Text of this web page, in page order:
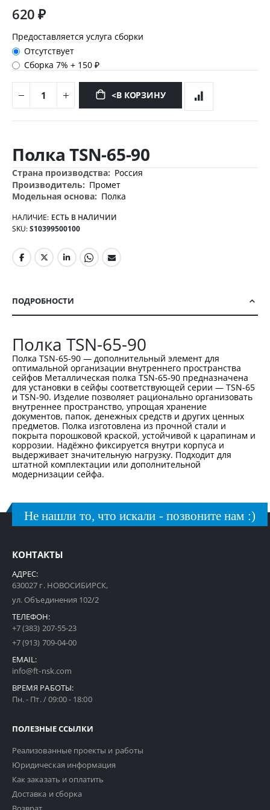
620 ₽
Предоставляется услуга сборки
Отсутствует
Сборка 7%+ 150 ₽
<В КОРЗИНУ
к
началу
галереи
изображений
Полка TSN-65-90
Дополнительная
информация
Россия
Промет
Полка
НАЛИЧИЕ: ЕСТЬ В НАЛИЧИИ
SKU S10399500100
ПОДРОБНОСТИ
Полка TSN-65-90
Полка TSN-65-90 — дополнительный элемент для
оптимальной организации внутреннего пространства
сейфов Металлическая полка TSN-65-90 предназначена
для установки в сейфы соответствующей серии — TSN-65
и TSN-90. Изделие позволяет рационально организовать
внутреннее пространство, упрощая хранение
документов, папок, денежных средств и других ценных
предметов. Полка изготовлена из прочной стали и
покрыта порошковой краской, устойчивой к царапинам и
коррозии. Надёжно фиксируется внутри корпуса и
выдерживает значительную нагрузку. Подходит для
штатной комплектации или дополнительной
модернизации сейфа.
Не нашли то, что искали - позвоните нам :)
КОНТАКТЫ
АДРЕС:
630027 г. НОВОСИБИРСК,
ул. Объединения 102/2
ТЕЛЕФОН:
+7 (383) 207-55-23
+7 (913) 709-04-00
EMAIL:
info@ft-nsk.com
ВРЕМЯ РАБОТЫ:
Пн. - Пт. / 09:00 - 18:00
ПОЛЕЗНЫЕ ССЫЛКИ
Реализованные проекты и работы
Юридическая информация
Как заказать и оплатить
Доставка и сборка